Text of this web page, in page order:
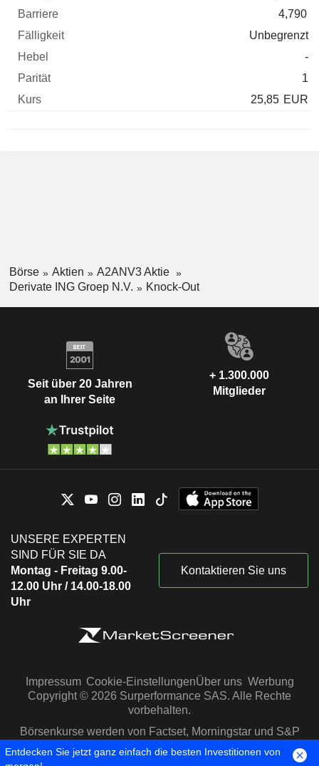
4,790
Unbegrenzt
-
1
25,85 EUR
Börse Aktien
A2ANV3 Aktie
Derivate ING Groep N.V.
Knock-Out
Seit über 20 Jahren
an Ihrer Seite
+ 1.300.000
Mitglieder
UNSERE EXPERTEN
SIND FÜR SIE DA
Montag - Freitag 9.00-
12.00 Uhr / 14.00-18.00
Uhr
Kontaktieren Sie uns
Impressum Cookie-EinstellungenÜber uns Werbung
Copyright © 2026 Surperformance SAS. Alle Rechte
vorbehalten.
Börsenkurse werden von Factset, Morningstar und S&P
Capital IQ zur Verfügung gestellt
Entdecken Sie jetzt ganz einfach die besten Investitionen von